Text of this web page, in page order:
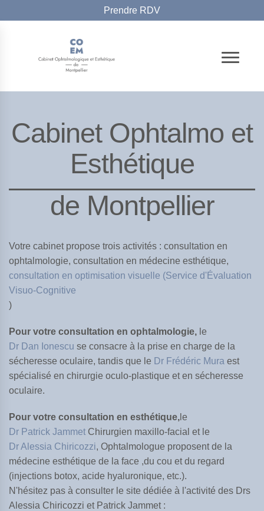
Prendre RDV
Cabinet Ophtalmo et
Esthétique
de Montpellier
Votre cabinet propose trois activités : consultation en
ophtalmologie, consultation en médecine esthétique,
consultation en optimisation visuelle (Service d'Évaluation
Visuo-Cognitive
)
Pour votre consultation en ophtalmologie, le
Dr Dan Ionescu se consacre à la prise en charge de la
sécheresse oculaire, tandis que le Dr Frédéric Mura est
spécialisé en chirurgie oculo-plastique et en sécheresse
oculaire.
Pour votre consultation en esthétique, le
Dr Patrick Jammet Chirurgien maxillo-facial et le
Dr Alessia Chiricozzi, Ophtalmologue proposent de la
médecine esthétique de la face ,du cou et du regard
(injections botox, acide hyaluronique, etc.).
N'hésitez pas à consulter le site dédiée à l'activité des Drs
Alessia Chiricozzi et Patrick Jammet :